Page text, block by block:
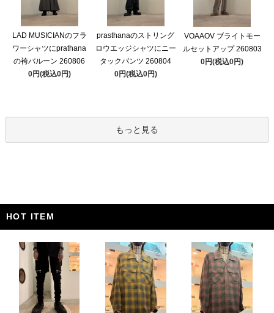
LAD MUSICIANのフラ
ワーシャツにprathana
の袴バルーン 260806
0円(税込0円)
prasthanaのストリング
ロウエッジシャツにニー
タックパンツ 260804
0円(税込0円)
VOAAOV ブライトモー
ルセットアップ 260803
0円(税込0円)
もっと見る
HOT ITEM